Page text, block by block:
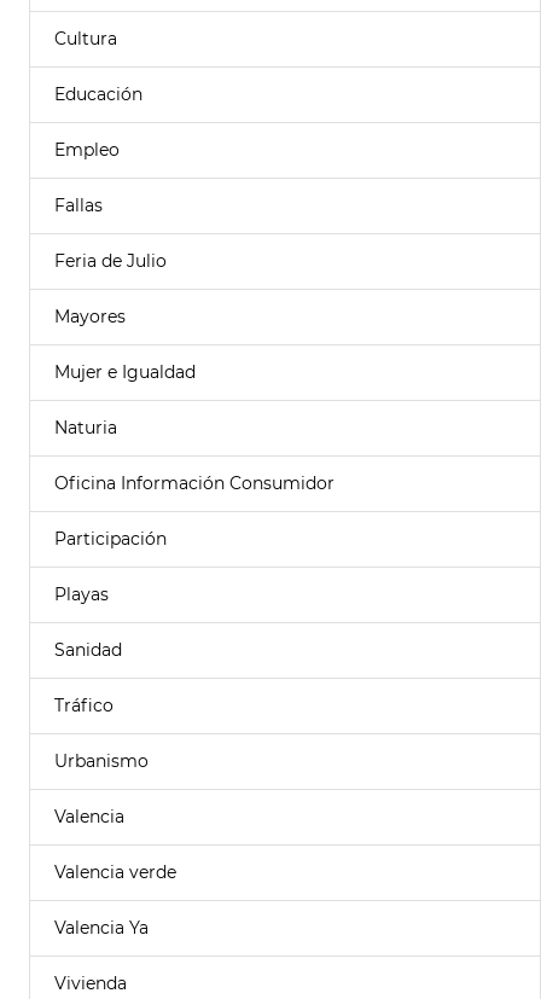
Cultura
Educación
Empleo
Fallas
Feria de Julio
Mayores
Mujer e Igualdad
Naturia
Oficina Información Consumidor
Participación
Playas
Sanidad
Tráfico
Urbanismo
Valencia
Valencia verde
Valencia Ya
Vivienda